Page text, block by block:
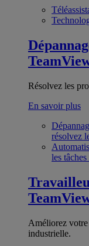
Résolvez les
En savoir plus
résolvez
les
Améliorez
industrielle.